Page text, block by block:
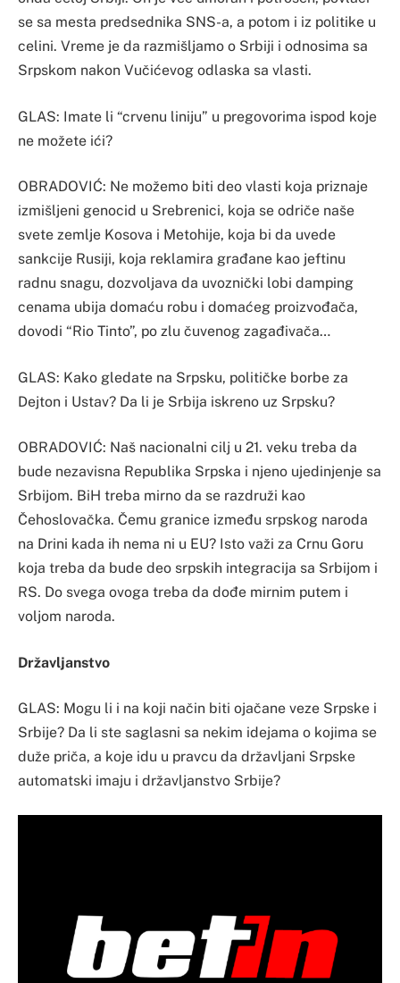
se sa mesta predsednika SNS-a, a potom i iz politike u
celini. Vreme je da razmišljamo o Srbiji i odnosima sa
Srpskom nakon Vučićevog odlaska sa vlasti.
GLAS: Imate li “crvenu liniju” u pregovorima ispod koje
ne možete ići?
OBRADOVIĆ: Ne možemo biti deo vlasti koja priznaje
izmišljeni genocid u Srebrenici, koja se odriče naše
svete zemlje Kosova i Metohije, koja bi da uvede
sankcije Rusiji, koja reklamira građane kao jeftinu
radnu snagu, dozvoljava da uvoznički lobi damping
cenama ubija domaću robu i domaćeg proizvođača,
dovodi “Rio Tinto”, po zlu čuvenog zagađivača…
GLAS: Kako gledate na Srpsku, političke borbe za
Dejton i Ustav? Da li je Srbija iskreno uz Srpsku?
OBRADOVIĆ: Naš nacionalni cilj u 21. veku treba da
bude nezavisna Republika Srpska i njeno ujedinjenje sa
Srbijom. BiH treba mirno da se razdruži kao
Čehoslovačka. Čemu granice između srpskog naroda
na Drini kada ih nema ni u EU? Isto važi za Crnu Goru
koja treba da bude deo srpskih integracija sa Srbijom i
RS. Do svega ovoga treba da dođe mirnim putem i
voljom naroda.
Državljanstvo
GLAS: Mogu li i na koji način biti ojačane veze Srpske i
Srbije? Da li ste saglasni sa nekim idejama o kojima se
duže priča, a koje idu u pravcu da državljani Srpske
automatski imaju i državljanstvo Srbije?